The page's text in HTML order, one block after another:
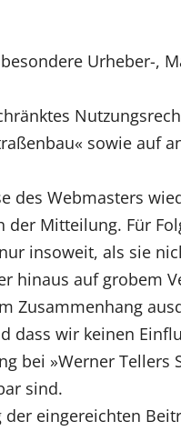
Urheber-,
sowie auf
des Webmasters
Mitteilung. Für
insoweit, als sie
hinaus auf grobem
Zusammenhang
dass wir keinen
bei »Werner Tellers
sind.
eingereichten